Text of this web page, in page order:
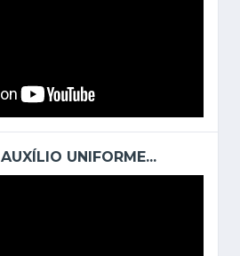
AUXÍLIO UNIFORME...